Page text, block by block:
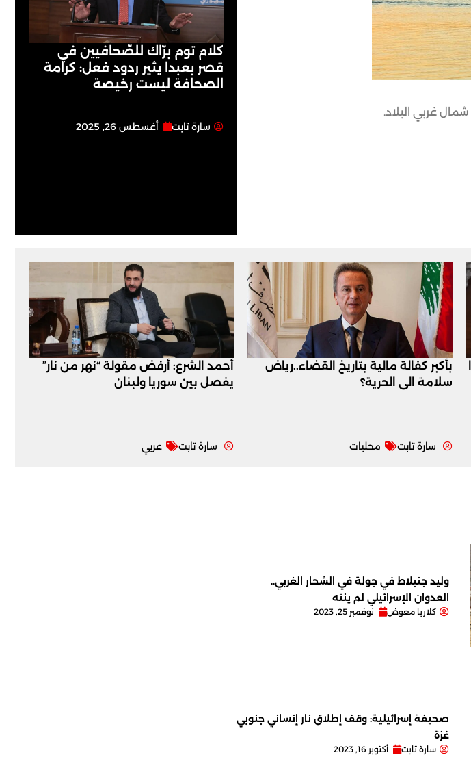
كلام توم برّاك للصّحافيين في
قصر بعبدا يثير ردود فعل: كرامة
الصحافة ليست رخيصة
سارة تابت أغسطس 26, 2025
بأكبر كفالة مالية بتاريخ القضاء..رياض
سلامة الى الحرية؟
سارة تابت محليات
أحمد الشرع: أرفض مقولة “نهر من نار”
يفصل بين سوريا ولبنان
سارة تابت عربي
وليد جنبلاط في جولة في الشحار الغربي..
العدوان الإسرائيلي لم ينته
كلاريا معوض نوفمبر 25, 2023
صحيفة إسرائيلية: وقف إطلاق نار إنساني جنوبي
غزة
سارة تابت أكتوبر 16, 2023